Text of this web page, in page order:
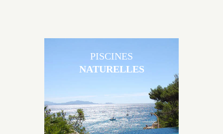
Les piscines en béton naturelles Jacques Brens sont
originales, elles s’intègrent parfaitement à leur
environnement grâce à un jeu de volume et de
PISCINES
NATURELLES